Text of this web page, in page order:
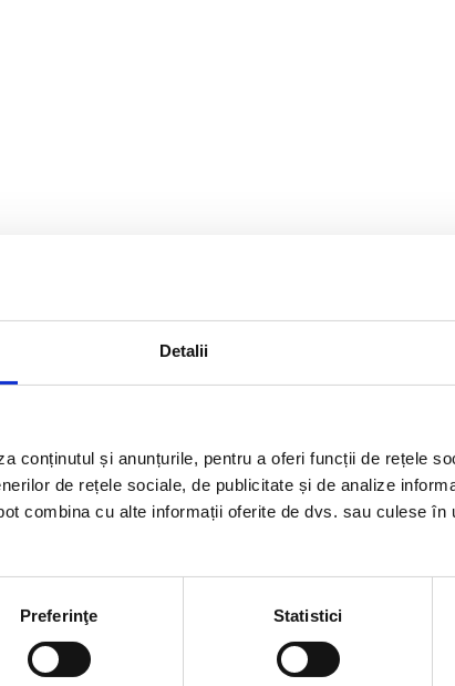
Detalii
conținutul și anunțurile, pentru a oferi funcții de rețele
de rețele sociale, de publicitate și de analize
combina cu alte informații oferite de dvs. sau culese în
Preferinţe Statistici
utile Link-uri rapide